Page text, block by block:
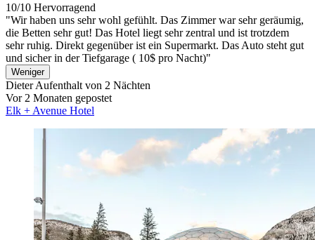
10/10 Hervorragend
"Wir haben uns sehr wohl gefühlt. Das Zimmer war sehr geräumig,
die Betten sehr gut! Das Hotel liegt sehr zentral und ist trotzdem
sehr ruhig. Direkt gegenüber ist ein Supermarkt. Das Auto steht gut
und sicher in der Tiefgarage ( 10$ pro Nacht)"
Weniger
DieterAufenthalt von 2 Nächten
Vor 2 Monaten gepostet
Elk + Avenue Hotel